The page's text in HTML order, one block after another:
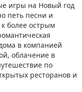
игры на Новый год
петь песни и
более острым
в компанией
облачение в
по
ресторанов и